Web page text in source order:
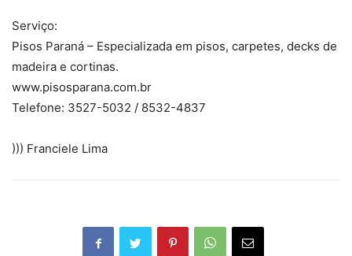
Serviço:
Pisos Paraná – Especializada em pisos, carpetes, decks de
madeira e cortinas.
www.pisosparana.com.br
Telefone: 3527-5032 / 8532-4837
))) Franciele Lima